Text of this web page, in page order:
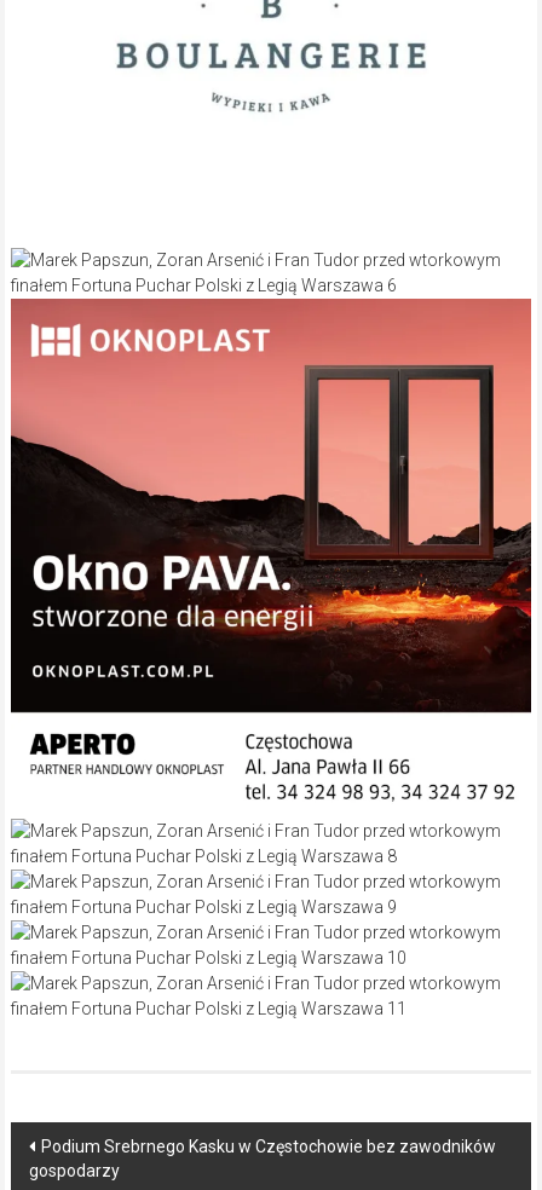
Post
Podium Srebrnego Kasku w Częstochowie bez zawodników
gospodarzy